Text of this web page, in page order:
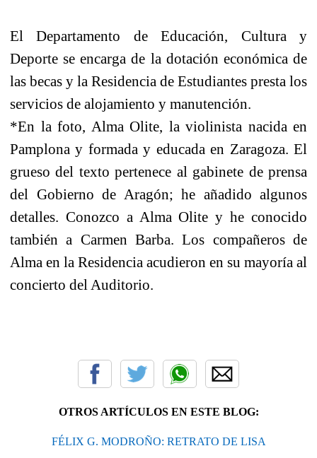
El Departamento de Educación, Cultura y
Deporte se encarga de la dotación económica de
las becas y la Residencia de Estudiantes presta los
servicios de alojamiento y manutención.
*En la foto, Alma Olite, la violinista nacida en
Pamplona y formada y educada en Zaragoza. El
grueso del texto pertenece al gabinete de prensa
del Gobierno de Aragón; he añadido algunos
detalles. Conozco a Alma Olite y he conocido
también a Carmen Barba. Los compañeros de
Alma en la Residencia acudieron en su mayoría al
concierto del Auditorio.
OTROS ARTÍCULOS EN ESTE BLOG:
FÉLIX G. MODROÑO: RETRATO DE LISA